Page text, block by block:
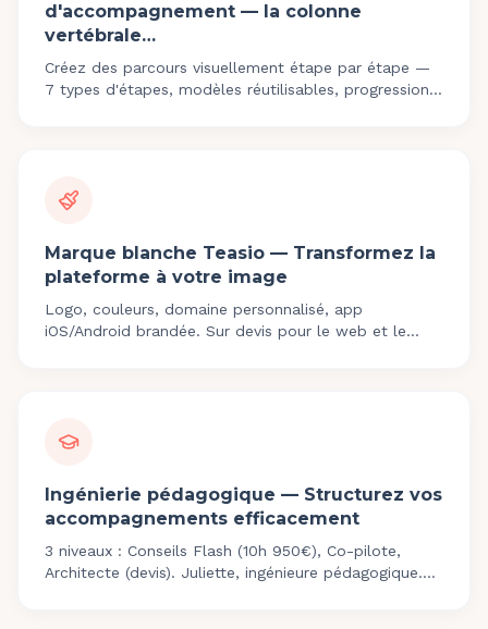
d'accompagnement — la colonne
vertébrale…
Créez des parcours visuellement étape par étape —
7 types d'étapes, modèles réutilisables, progression
Marque blanche Teasio — Transformez la
plateforme à votre image
Logo, couleurs, domaine personnalisé, app
iOS/Android brandée. Sur devis pour le web et le
Ingénierie pédagogique — Structurez vos
accompagnements efficacement
3 niveaux : Conseils Flash (10h 950€), Co-pilote,
Architecte (devis). Juliette, ingénieure pédagogique.